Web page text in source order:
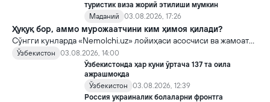
туристик виза жорий этилиши мумкин
Маданий
03.08.2026, 17:26
Ҳуқуқ бор, аммо мурожаатчини ким ҳимоя қилади?
Сўнгги кунларда «Nemolchi.uz» лойиҳаси асосчиси ва жамоат
фаоли Ирина Матвиенко билан боғлиқ воқеа жамоатчиликда
кенг муҳокама қилинмоқда.
Ўзбекистон
03.08.2026, 14:00
Ўзбекистонда ҳар куни ўртача 137 та оила
ажрашмоқда
Ўзбекистон
03.08.2026, 12:39
Россия украиналик болаларни фронтга